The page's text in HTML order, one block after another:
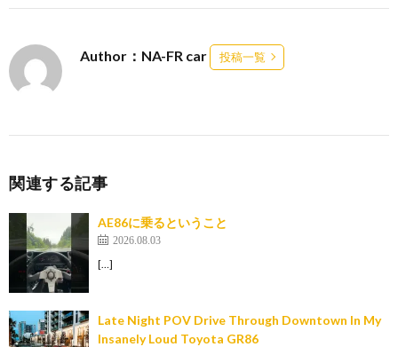
Author：NA-FR car 投稿一覧
関連する記事
AE86に乗るということ
2026.08.03
[…]
Late Night POV Drive Through Downtown In My
Insanely Loud Toyota GR86